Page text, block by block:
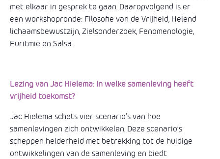
met elkaar in gesprek te gaan. Daaropvolgend is er
een workshopronde: Filosofie van de Vrijheid, Helend
lichaamsbewustzijn, Zielsonderzoek, Fenomenologie,
Euritmie en Salsa.
Lezing van Jac Hielema: In welke samenleving heeft
vrijheid toekomst?
Jac Hielema schets vier scenario’s van hoe
samenlevingen zich ontwikkelen. Deze scenario’s
scheppen helderheid met betrekking tot de huidige
ontwikkelingen van de samenleving en biedt